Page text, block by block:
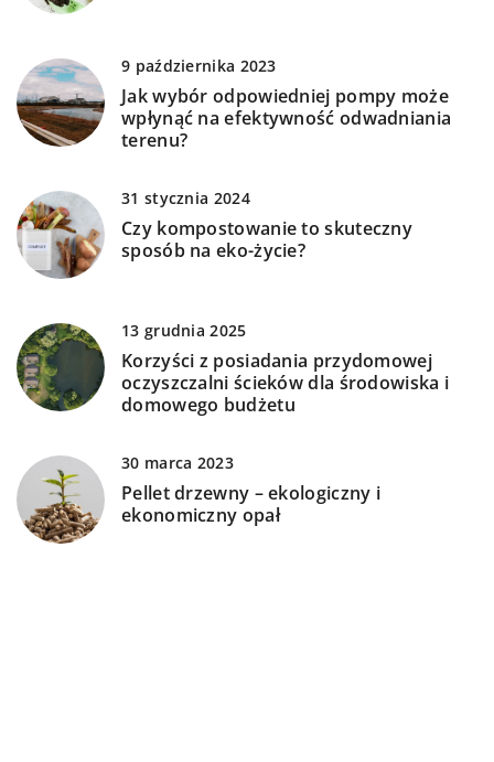
9 października 2023
Jak wybór odpowiedniej pompy może
wpłynąć na efektywność odwadniania
terenu?
31 stycznia 2024
Czy kompostowanie to skuteczny
sposób na eko-życie?
13 grudnia 2025
Korzyści z posiadania przydomowej
oczyszczalni ścieków dla środowiska i
domowego budżetu
30 marca 2023
Pellet drzewny – ekologiczny i
ekonomiczny opał